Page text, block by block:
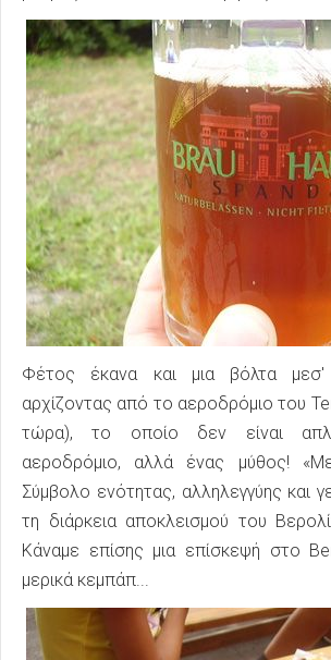
Φέτος έκανα και μια βόλτα μεσ'
αρχίζοντας από το αεροδρόμιο του
τώρα), το οποίο δεν είναι
αεροδρόμιο, αλλά ένας μύθος!
Σύμβολο ενότητας, αλληλεγγύης και
τη διάρκεια αποκλεισμού του
Κάναμε επίσης μια επίσκεψή στο
μερικά κεμπάπ...